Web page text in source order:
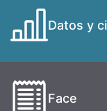
Datos y
Face